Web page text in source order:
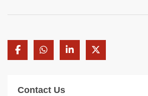
Contact Us